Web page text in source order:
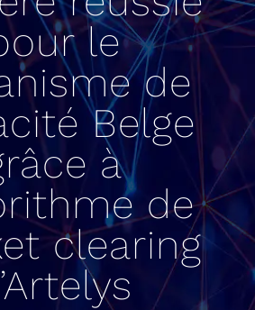
le
de
Belge
à
de
clearing